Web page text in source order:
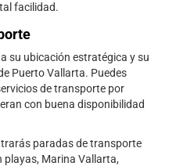
facilidad.
su ubicación estratégica y su
Puerto Vallarta. Puedes
de transporte por
con buena disponibilidad
paradas de transporte
playas, Marina Vallarta,